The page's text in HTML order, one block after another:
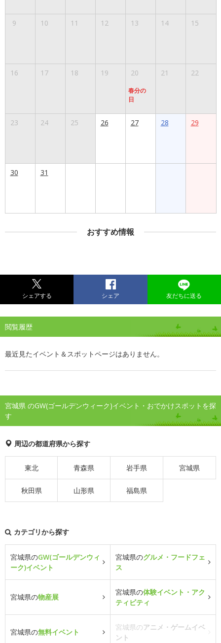
9 10 11 12 13 14 15
16 17 18 19 20
春分の
日
21 22
23 24 25 26 27 28 29
30 31
おすすめ情報
シェアする シェア 友だちに送る
閲覧履歴
最近見たイベント＆スポットページはありません。
宮城県 のGW(ゴールデンウィーク)イベント・おでかけスポットを探
す
周辺の都道府県から探す
東北 青森県 岩手県 宮城県
秋田県 山形県 福島県
カテゴリから探す
宮城県のGW(ゴールデンウィ
ーク)イベント
宮城県のグルメ・フードフェ
ス
宮城県の物産展
宮城県の体験イベント・アク
ティビティ
宮城県の無料イベント
宮城県のアニメ・ゲームイベ
ント